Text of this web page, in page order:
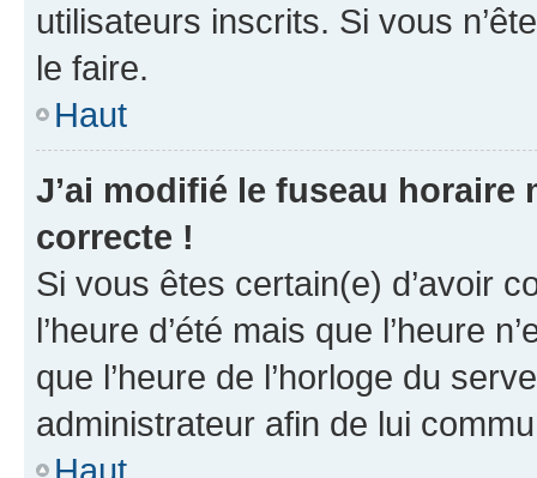
utilisateurs inscrits. Si vous
le faire.
Haut
J’ai modifié le fuseau horaire
correcte !
Si vous êtes certain(e) d’avoir
l’heure d’été mais que l’heure
que l’heure de l’horloge du
administrateur afin de lui